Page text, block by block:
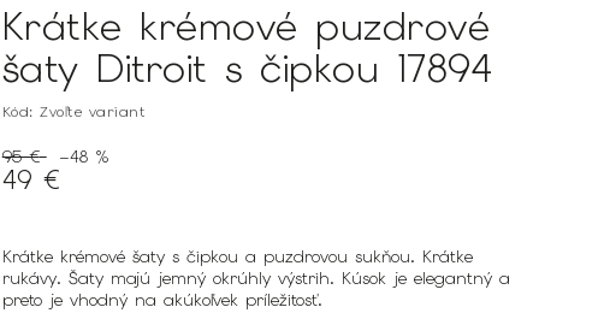
Krátke krémové puzdrové
šaty Ditroit s čipkou 17894
Kód: Zvoľte variant
95 € –48 %
49 €
Krátke krémové šaty s čipkou a puzdrovou sukňou. Krátke
rukávy. Šaty majú jemný okrúhly výstrih. Kúsok je elegantný a
preto je vhodný na akúkoľvek príležitosť.